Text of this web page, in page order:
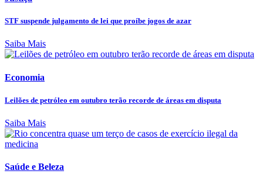
STF suspende julgamento de lei que proíbe jogos de azar
Saiba Mais
Economia
Leilões de petróleo em outubro terão recorde de áreas em disputa
Saiba Mais
Saúde e Beleza